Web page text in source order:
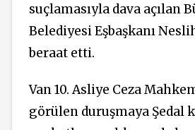
suçlamasıyla dava açılan
Belediyesi Eşbaşkanı
beraat etti.
Van 10. Asliye Ceza
görülen duruşmaya Şedal